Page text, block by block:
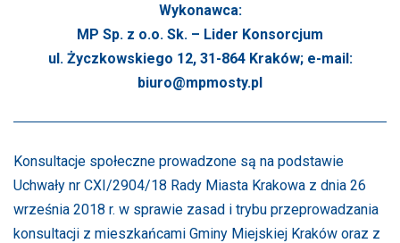
Wykonawca:
MP Sp. z o.o. Sk. – Lider Konsorcjum
ul. Życzkowskiego 12, 31-864 Kraków; e-mail:
biuro@mpmosty.pl
Konsultacje społeczne prowadzone są na podstawie
Uchwały nr CXI/2904/18 Rady Miasta Krakowa z dnia 26
września 2018 r. w sprawie zasad i trybu przeprowadzania
konsultacji z mieszkańcami Gminy Miejskiej Kraków oraz z